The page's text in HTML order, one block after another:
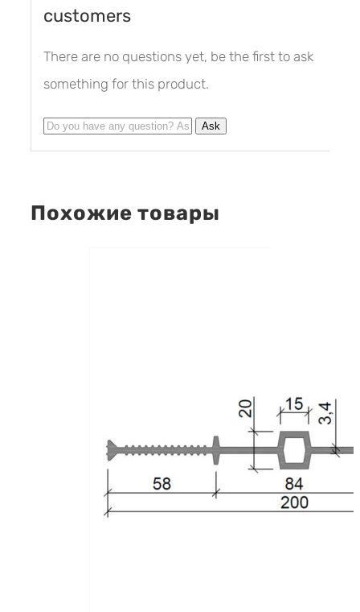
customers
There are no questions yet, be the first to ask
something for this product.
Похожие товары